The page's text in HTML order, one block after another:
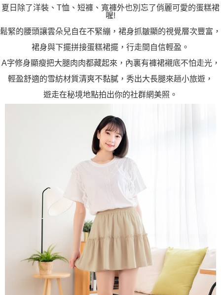
夏日除了洋裝、T恤、短褲、寬褲外也別忘了俏麗可愛的蛋糕裙
喔!
鬆緊的腰頭讓雲朵兒自在不緊繃，裙身抓皺顯的視覺層次豐富，
裙身與下擺拼接蛋糕裙擺，行走間自信輕盈。
A字修身顯瘦把大腿肉肉都藏起來，內裏有褲裙襯底不怕走光，
輕盈舒適的雪紡材質清爽不黏膩，秀出大長腿來趟小旅遊，
遊走在秘境地點拍出你的社群網美照。